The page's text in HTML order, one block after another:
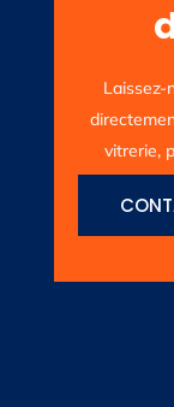
Laissez-
vitrerie,